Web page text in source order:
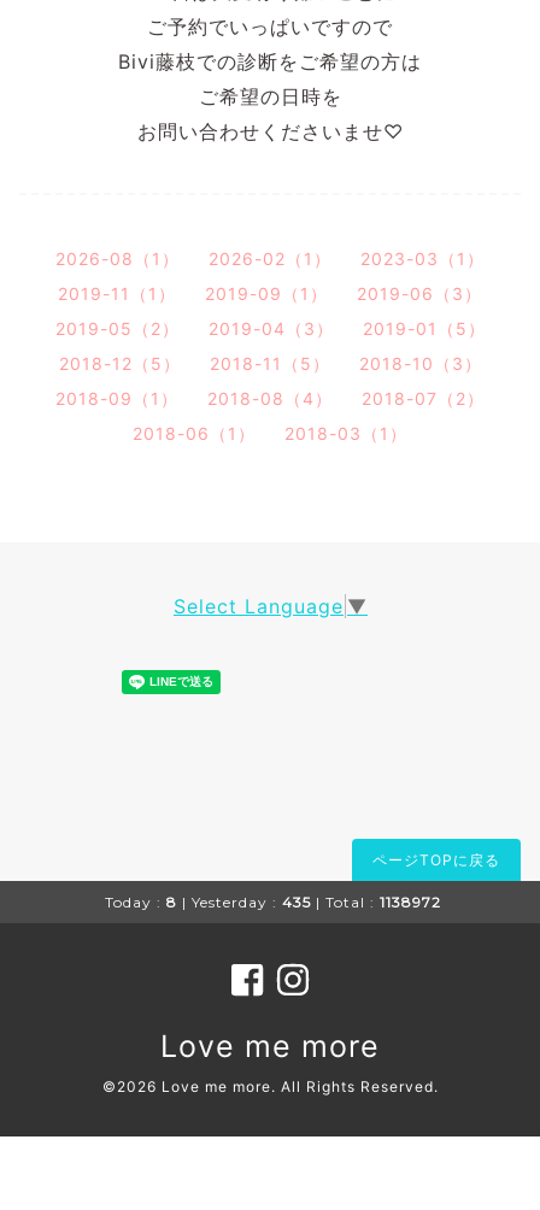
ご予約でいっぱいですので
Bivi藤枝での診断をご希望の方は
ご希望の日時を
お問い合わせくださいませ♡
2026-08（1） 2026-02（1）
2023-03（1）
2019-11（1）
2019-09（1）
2019-06（3）
2019-05（2）
2019-04（3）
2019-01（5）
2018-12（5）
2018-11（5）
2018-10（3）
2018-09（1）
2018-08（4）
2018-07（2）
2018-06（1）
2018-03（1）
Select Language ▼
ページTOPに戻る
Today : 8 | Yesterday : 435 | Total : 1138972
Love me more
©2026 Love me more. All Rights Reserved.